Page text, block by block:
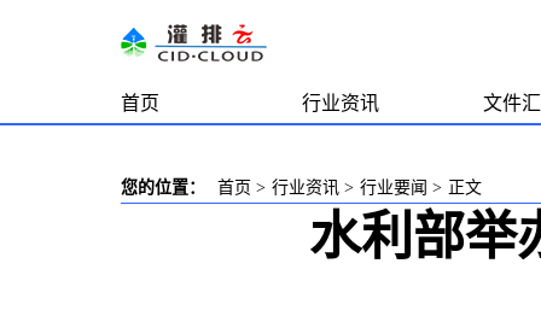
首页 行业资讯 文件
您的位置： 首页 > 行业资讯 > 行业要闻 > 正文
水利部举